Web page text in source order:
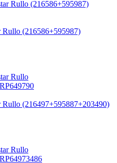
(216586+595987)
(216497+595887+203490)